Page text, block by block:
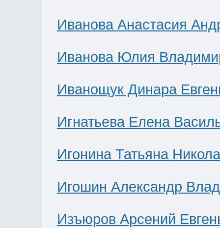
Иванова Анастасия
Иванова Юлия
Иванощук Динара
Игнатьева Елена
Игонина Татьяна
Игошин Александр
Изъюров Арсений